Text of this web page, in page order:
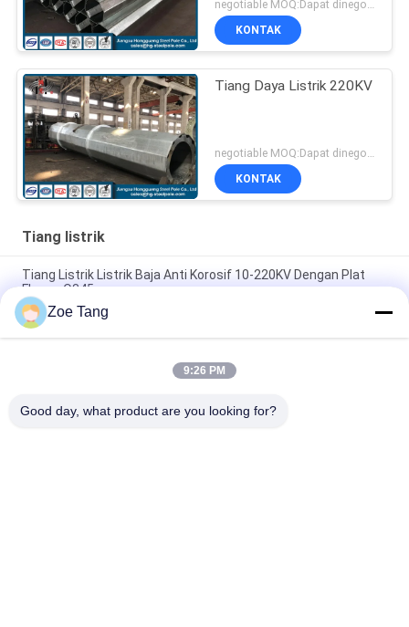
KONTAK
Tiang Daya Listrik 220KV
KONTAK
Tiang listrik
Tiang Listrik Listrik Baja Anti Korosif 10-220KV Dengan Plat
Flange Q345
Steel Flange Connection Type Tiang Daya Listrik, Tiang
Galvanis Dengan Baut Jangkar
Tiang Transmisi Overhead, Tiang Tubular Stainless Steel
Zoe Tang
9:26 PM
Good day, what product are you looking for?